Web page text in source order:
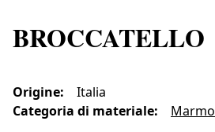
BROCCATELLO
Origine:
Italia
Categoria di materiale: Marmo